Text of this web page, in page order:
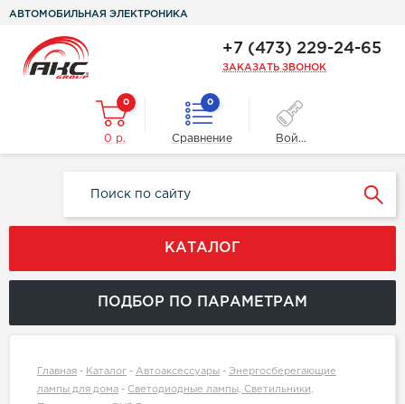
АВТОМОБИЛЬНАЯ ЭЛЕКТРОНИКА
+7 (473) 229-24-65
ЗАКАЗАТЬ ЗВОНОК
0
0 р.
0
Сравнение Войти
КАТАЛОГ
ПОДБОР ПО ПАРАМЕТРАМ
Главная - Каталог - Автоаксессуары - Энергосберегающие
лампы для дома - Светодиодные лампы, Светильники,